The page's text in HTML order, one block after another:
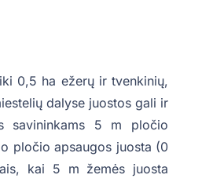
0,5 ha ežerų ir tvenkinių,
dalyse juostos gali ir
savininkams 5 m pločio
pločio apsaugos juosta (0
kai 5 m žemės juosta